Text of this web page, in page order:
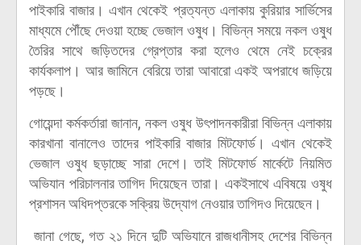
পাইকারি বাজার। এখান থেকেই প্রত্যন্ত এলাকায় কুরিয়ার সার্ভিসের
মাধ্যমে পৌঁছে দেওয়া হচ্ছে ভেজাল ওষুধ। বিভিন্ন সময়ে নকল ওষুধ
তৈরির সাথে জড়িতদের গ্রেপ্তার করা হলেও থেমে নেই চক্রের
কার্যকলাপ। আর জামিনে বেরিয়ে তারা আবারো একই অপরাধে জড়িয়ে
পড়ছে।
গোয়েন্দা কর্মকর্তারা জানান, নকল ওষুধ উৎপাদনকারীরা বিভিন্ন এলাকায়
কারখানা বানালেও তাদের পাইকারি বাজার মিটফোর্ড। এখান থেকেই
ভেজাল ওষুধ ছড়াচ্ছে সারা দেশে। তাই মিটফোর্ড মার্কেটে নিয়মিত
অভিযান পরিচালনার তাগিদ দিয়েছেন তারা। একইসাথে এবিষয়ে ওষুধ
প্রশাসন অধিদপ্তরকে সক্রিয় উদ্যোগ নেওয়ার তাগিদও দিয়েছেন।
জানা গেছে, গত ২১ দিনে দুটি অভিযানে রাজধানীসহ দেশের বিভিন্ন